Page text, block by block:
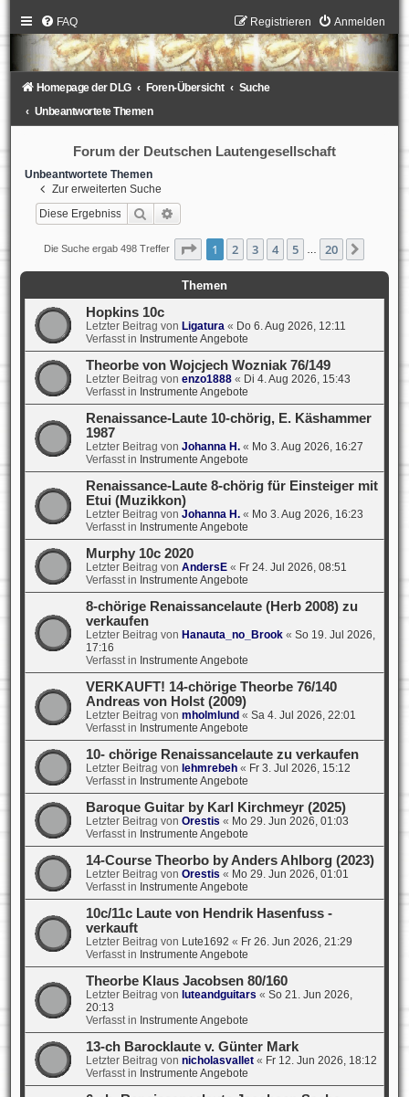
FAQ Anmelden
Registrieren
Homepage der DLG Foren-Übersicht
Suche
Unbeantwortete Themen
Forum der Deutschen Lautengesellschaft
Unbeantwortete Themen
Zur erweiterten Suche
Suche
Die Suche ergab 498 Treffer Seite 1von 20
1 2 3 4 5 20
Themen
Hopkins 10c
Letzter Beitrag von Ligatura « Do 6. Aug 2026, 12:11
Verfasst in Instrumente Angebote
Theorbe von Wojcjech Wozniak 76/149
Letzter Beitrag von enzo1888« Di 4. Aug 2026, 15:43
Verfasst in Instrumente Angebote
Renaissance-Laute 10-chörig, E. Käshammer
1987
Letzter Beitrag von Johanna H.« Mo 3. Aug 2026, 16:27
Verfasst in Instrumente Angebote
Renaissance-Laute 8-chörig für Einsteiger mit
Etui (Muzikkon)
Letzter Beitrag von Johanna H.« Mo 3. Aug 2026, 16:23
Verfasst in Instrumente Angebote
Murphy 10c 2020
Letzter Beitrag von AndersE« Fr 24. Jul 2026, 08:51
Verfasst in Instrumente Angebote
8-chörige Renaissancelaute (Herb 2008) zu
verkaufen
Letzter Beitrag von Hanauta_no_Brook« So 19. Jul 2026,
17:16
Verfasst in Instrumente Angebote
VERKAUFT! 14-chörige Theorbe 76/140
Andreas von Holst (2009)
Letzter Beitrag von mholmlund« Sa 4. Jul 2026, 22:01
Verfasst in Instrumente Angebote
10- chörige Renaissancelaute zu verkaufen
Letzter Beitrag von lehmrebeh« Fr 3. Jul 2026, 15:12
Verfasst in Instrumente Angebote
Baroque Guitar by Karl Kirchmeyr (2025)
Letzter Beitrag von Orestis « Mo 29. Jun 2026, 01:03
Verfasst in Instrumente Angebote
14-Course Theorbo by Anders Ahlborg (2023)
Letzter Beitrag von Orestis « Mo 29. Jun 2026, 01:01
Verfasst in Instrumente Angebote
10c/11c Laute von Hendrik Hasenfuss -
verkauft
Letzter Beitrag von Lute1692 « Fr 26. Jun 2026, 21:29
Verfasst in Instrumente Angebote
Theorbe Klaus Jacobsen 80/160
Letzter Beitrag von luteandguitars « So 21. Jun 2026,
20:13
Verfasst in Instrumente Angebote
13-ch Barocklaute v. Günter Mark
Letzter Beitrag von nicholasvallet« Fr 12. Jun 2026, 18:12
Verfasst in Instrumente Angebote